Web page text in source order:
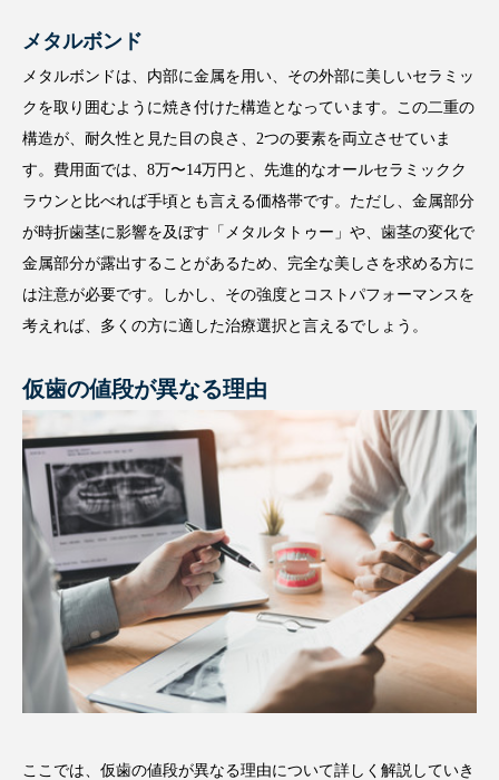
メタルボンド
メタルボンドは、内部に金属を用い、その外部に美しいセラミッ
クを取り囲むように焼き付けた構造となっています。この二重の
構造が、耐久性と見た目の良さ、2つの要素を両立させていま
す。費用面では、8万〜14万円と、先進的なオールセラミックク
ラウンと比べれば手頃とも言える価格帯です。ただし、金属部分
が時折歯茎に影響を及ぼす「メタルタトゥー」や、歯茎の変化で
金属部分が露出することがあるため、完全な美しさを求める方に
は注意が必要です。しかし、その強度とコストパフォーマンスを
考えれば、多くの方に適した治療選択と言えるでしょう。
仮歯の値段が異なる理由
ここでは、仮歯の値段が異なる理由について詳しく解説していき